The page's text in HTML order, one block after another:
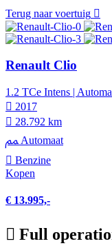
Terug naar voertuig
Renault Clio
1.2 TCe Intens |
2017
28.792 km
Automaat
Benzine
Kopen
€ 13.995,-
Full